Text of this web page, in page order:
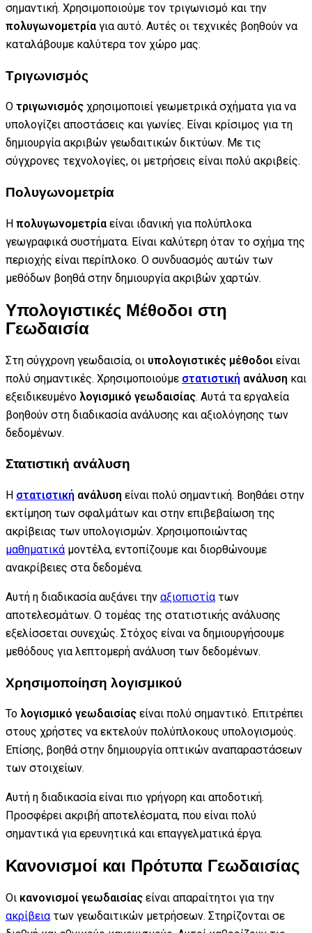
σημαντική. Χρησιμοποιούμε τον τριγωνισμό και την
πολυγωνομετρία για αυτό. Αυτές οι τεχνικές βοηθούν να
καταλάβουμε καλύτερα τον χώρο μας.
Τριγωνισμός
Ο τριγωνισμός χρησιμοποιεί γεωμετρικά σχήματα για να
υπολογίζει αποστάσεις και γωνίες. Είναι κρίσιμος για τη
δημιουργία ακριβών γεωδαιτικών δικτύων. Με τις
σύγχρονες τεχνολογίες, οι μετρήσεις είναι πολύ ακριβείς.
Πολυγωνομετρία
Η πολυγωνομετρία είναι ιδανική για πολύπλοκα
γεωγραφικά συστήματα. Είναι καλύτερη όταν το σχήμα της
περιοχής είναι περίπλοκο. Ο συνδυασμός αυτών των
μεθόδων βοηθά στην δημιουργία ακριβών χαρτών.
Υπολογιστικές Μέθοδοι στη
Γεωδαισία
Στη σύγχρονη γεωδαισία, οι υπολογιστικές μέθοδοι είναι
πολύ σημαντικές. Χρησιμοποιούμε στατιστική ανάλυση και
εξειδικευμένο λογισμικό γεωδαισίας. Αυτά τα εργαλεία
βοηθούν στη διαδικασία ανάλυσης και αξιολόγησης των
δεδομένων.
Στατιστική ανάλυση
Η στατιστική ανάλυση είναι πολύ σημαντική. Βοηθάει στην
εκτίμηση των σφαλμάτων και στην επιβεβαίωση της
ακρίβειας των υπολογισμών. Χρησιμοποιώντας
μαθηματικάμοντέλα, εντοπίζουμε και διορθώνουμε
ανακρίβειες στα δεδομένα.
Αυτή η διαδικασία αυξάνει την αξιοπιστίατων
αποτελεσμάτων. Ο τομέας της στατιστικής ανάλυσης
εξελίσσεται συνεχώς. Στόχος είναι να δημιουργήσουμε
μεθόδους για λεπτομερή ανάλυση των δεδομένων.
Χρησιμοποίηση λογισμικού
Το λογισμικό γεωδαισίας είναι πολύ σημαντικό. Επιτρέπει
στους χρήστες να εκτελούν πολύπλοκους υπολογισμούς.
Επίσης, βοηθά στην δημιουργία οπτικών αναπαραστάσεων
των στοιχείων.
Αυτή η διαδικασία είναι πιο γρήγορη και αποδοτική.
Προσφέρει ακριβή αποτελέσματα, που είναι πολύ
σημαντικά για ερευνητικά και επαγγελματικά έργα.
Κανονισμοί και Πρότυπα Γεωδαισίας
Οι κανονισμοί γεωδαισίας είναι απαραίτητοι για την
ακρίβειατων γεωδαιτικών μετρήσεων. Στηρίζονται σε